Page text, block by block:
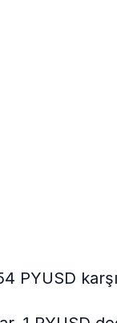
PYUSD